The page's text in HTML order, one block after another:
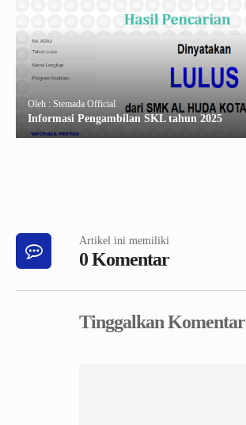
Oleh : Stemada Official
Informasi Pengambilan SKL tahun 2025
Artikel ini memiliki
0 Komentar
Tinggalkan Komentar